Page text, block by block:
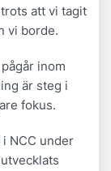
att vi tagit
vi borde.
inom
är steg i
fokus.
NCC under